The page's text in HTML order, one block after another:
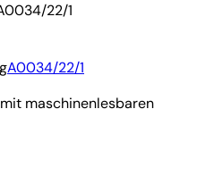
22/1
A0034/22/1
maschinenlesbaren